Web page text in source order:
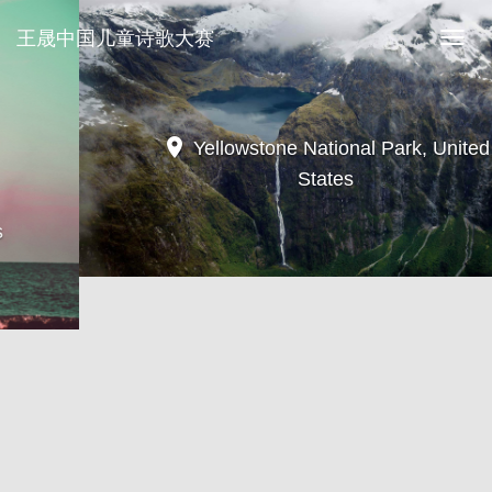
王
晟
中
国
儿
童
诗
歌
大
赛
王晟中国儿童诗歌大赛
location_onYellowstone National Park, United
States